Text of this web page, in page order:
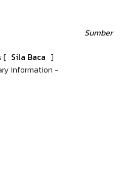
Sumber
[ Sila Baca ]
information -